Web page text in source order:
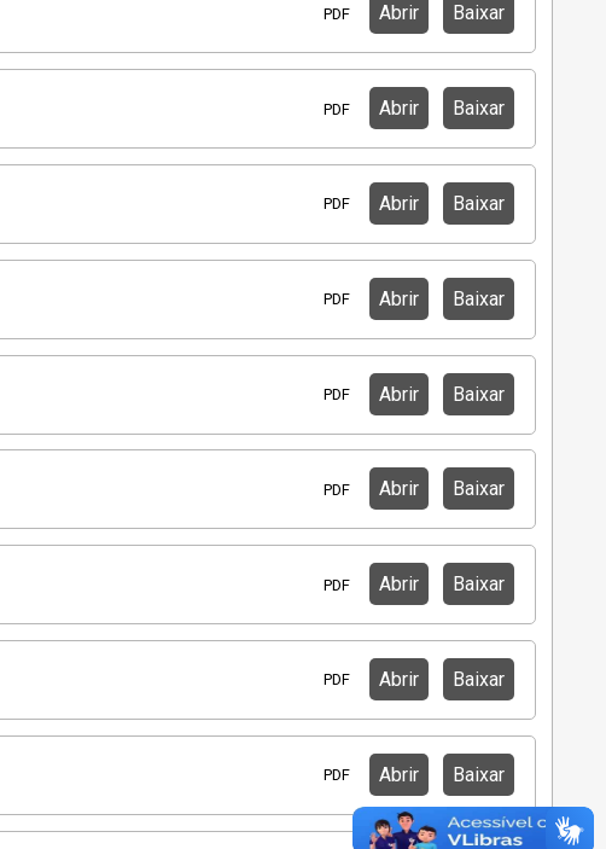
PDF Abrir Baixar
PDF Abrir Baixar
PDF Abrir Baixar
PDF Abrir Baixar
PDF Abrir Baixar
PDF Abrir Baixar
PDF Abrir Baixar
PDF Abrir Baixar
PDF Abrir Baixar